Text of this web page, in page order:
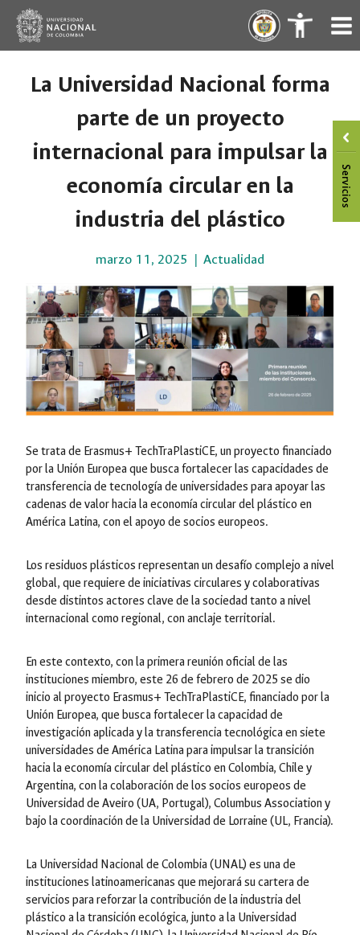
Saltar
contenido
. .
La Universidad Nacional forma
parte de un proyecto
internacional para impulsar la
economía circular en la
industria del plástico
marzo 11, 2025 Actualidad
Se trata de Erasmus+ TechTraPlastiCE, un proyecto financiado
por la Unión Europea que busca fortalecer las capacidades de
transferencia de tecnología de universidades para apoyar las
cadenas de valor hacia la economía circular del plástico en
América Latina, con el apoyo de socios europeos.
Los residuos plásticos representan un desafío complejo a nivel
global, que requiere de iniciativas circulares y colaborativas
desde distintos actores clave de la sociedad tanto a nivel
internacional como regional, con anclaje territorial.
En este contexto, con la primera reunión oficial de las
instituciones miembro, este 26 de febrero de 2025 se dio
inicio al proyecto Erasmus+ TechTraPlastiCE, financiado por la
Unión Europea, que busca fortalecer la capacidad de
investigación aplicada y la transferencia tecnológica en siete
universidades de América Latina para impulsar la transición
hacia la economía circular del plástico en Colombia, Chile y
Argentina, con la colaboración de los socios europeos de
Universidad de Aveiro (UA, Portugal), Columbus Association y
bajo la coordinación de la Universidad de Lorraine (UL, Francia).
La Universidad Nacional de Colombia (UNAL) es una de
instituciones latinoamericanas que mejorará su cartera de
servicios para reforzar la contribución de la industria del
plástico a la transición ecológica, junto a la Universidad